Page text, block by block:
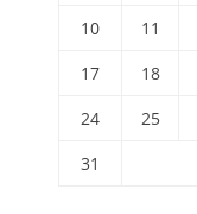
10
11
17
18
24
25
31